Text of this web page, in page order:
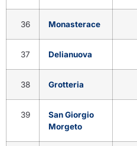
36 Monasterace
37 Delianuova
38 Grotteria
39
San Giorgio
Morgeto